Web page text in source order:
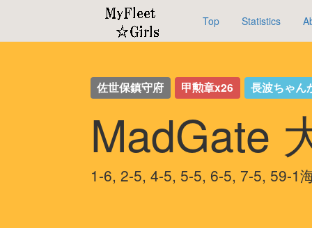
Top Statistics
佐世保鎮守府 甲勲章x26 長波ちゃん
MadGate
1-6, 2-5, 4-5, 5-5, 6-5, 7-5, 59-1